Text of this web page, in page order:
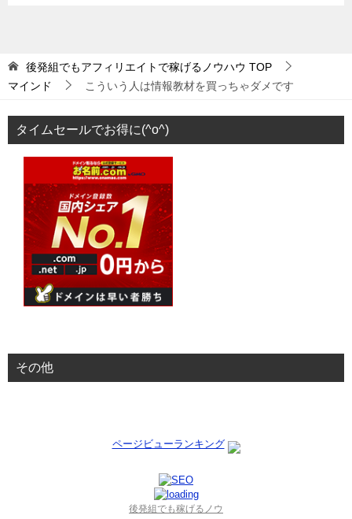
後発組でもアフィリエイトで稼げるノウハウ TOP
マインド
こういう人は情報教材を買っちゃダメです
タイムセールでお得に(^o^)
その他
ページビューランキング
後発組でも稼げるノウ